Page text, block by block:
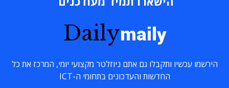
Dailymaily
הירשמו עכשיו ותקבלו גם אתם ניוזלטר מקצועי יומי, המרכז את כל
החדשות והעדכונים בתחומי ה-ICT